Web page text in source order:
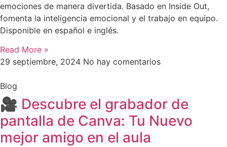
emociones de manera divertida. Basado en Inside Out,
fomenta la inteligencia emocional y el trabajo en equipo.
Disponible en español e inglés.
Read More »
29 septiembre, 2024 No hay comentarios
Blog
🎥 Descubre el grabador de
pantalla de Canva: Tu Nuevo
mejor amigo en el aula